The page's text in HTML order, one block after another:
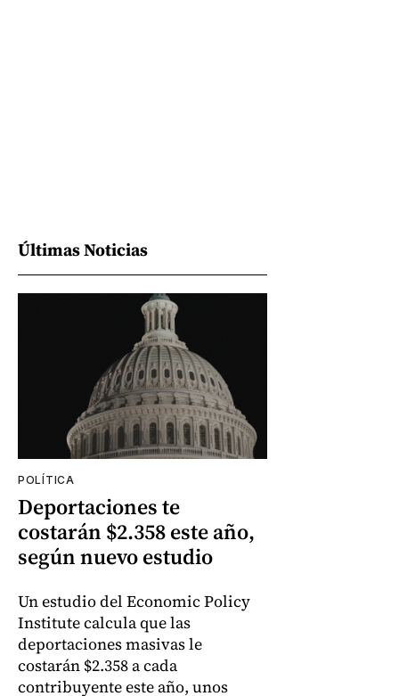
Últimas Noticias
POLÍTICA
Deportaciones te
costarán $2.358 este año,
según nuevo estudio
Un estudio del Economic Policy
Institute calcula que las
deportaciones masivas le
costarán $2.358 a cada
contribuyente este año, unos